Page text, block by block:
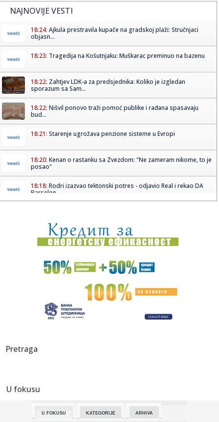
NAJNOVIJE VESTI
18:24: Ajkula prestravila kupače na gradskoj plaži: Stručnjaci
objasn...
18:23: Tragedija na Košutnjaku: Muškarac preminuo na bazenu
18:22: Zahtjev LDK-a za predsjednika: Koliko je izgledan
sporazum sa Sam...
18:22: Nišvil ponovo traži pomoć publike i rađana spasavaju
bud...
18:21: Starenje ugrožava penzione sisteme u Evropi
18:20: Kenan o rastanku sa Zvezdom: "Ne zameram nikome, to je
posao"
18:18: Rodri izazvao tektonski potres - odjavio Real i rekao DA
Barselon...
18:13:RODRI U BARSI: Stigao je odgovor koji menja sve!
18:11:Raspisan konkurs za raspodelu 40 miliona dinara za
sprovođenje o...
Vučić dočekao vatrogasce-spasioce koji su u Španiji gasili
18:06:Zlatni olimpijac iz Livorna ozvaničio kraj
izvinjen...
18:00:
18:00: Zbog čega je Salah izabrao turski Trabzon
Pretraga
U fokusu
U FOKUSU KATEGORIJE ARHIVA